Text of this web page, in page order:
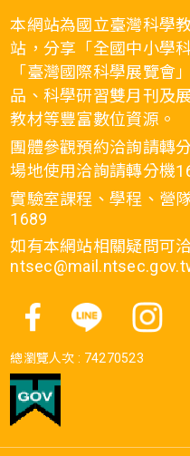
本網站為國立臺灣科學
站，分享「全國中小學
「臺灣國際科學展覽會
品、科學研習雙月刊及
教材等豐富數位資源。
團體參觀預約洽詢請轉
場地使用洽詢請轉分機
實驗室課程、學程、營
1689
如有本網站相關疑問可
總瀏覽人次 : 74270523